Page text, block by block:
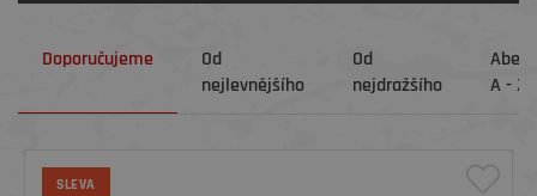
Doporučujeme
Od
nejlevnějšího
Od
nejdražšího
A - Z
SLEVA